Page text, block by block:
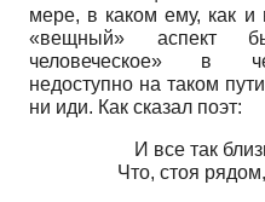
мере, в каком ему, как
«вещный» аспект
человеческое» в
недоступно на таком
ни иди. Как сказал поэт:
И все так
Что, стоя